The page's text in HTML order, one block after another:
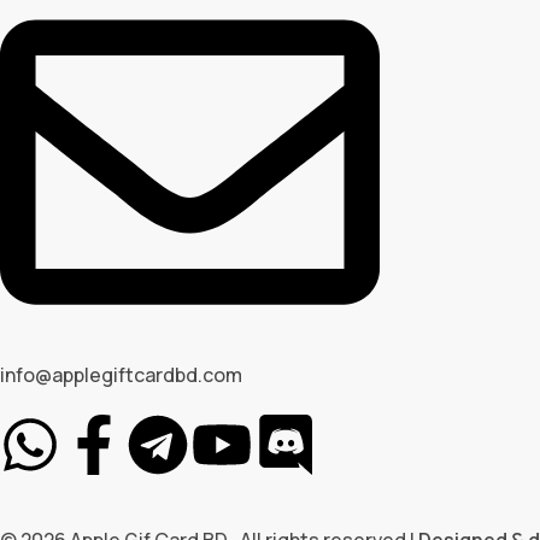
info@applegiftcardbd.com